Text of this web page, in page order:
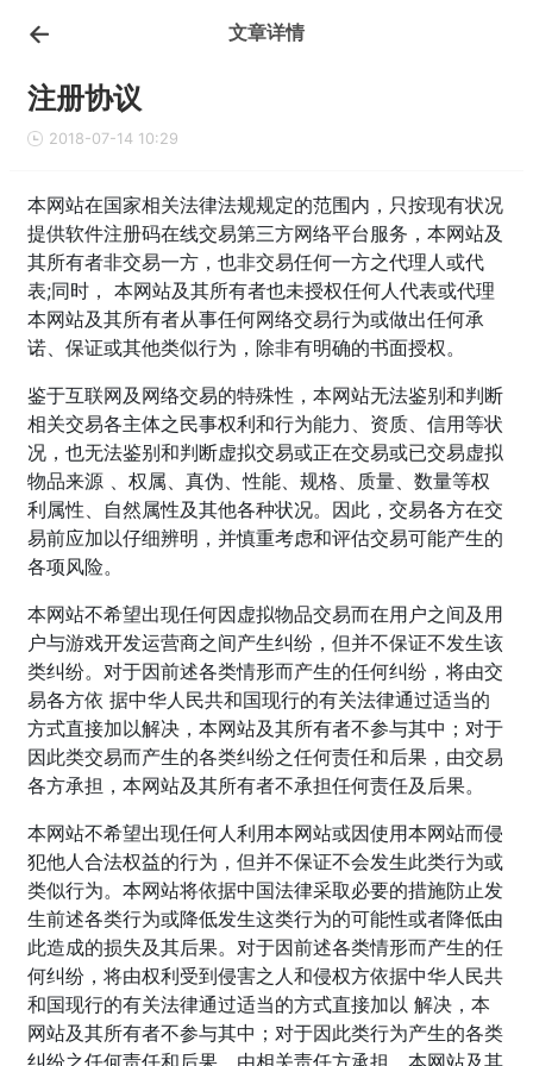
文章详情
注册协议
2018-07-14 10:29
本网站在国家相关法律法规规定的范围内，只按现有状况
提供软件注册码在线交易第三方网络平台服务，本网站及
其所有者非交易一方，也非交易任何一方之代理人或代
表;同时， 本网站及其所有者也未授权任何人代表或代理
本网站及其所有者从事任何网络交易行为或做出任何承
诺、保证或其他类似行为，除非有明确的书面授权。
鉴于互联网及网络交易的特殊性，本网站无法鉴别和判断
相关交易各主体之民事权利和行为能力、资质、信用等状
况，也无法鉴别和判断虚拟交易或正在交易或已交易虚拟
物品来源 、权属、真伪、性能、规格、质量、数量等权
利属性、自然属性及其他各种状况。因此，交易各方在交
易前应加以仔细辨明，并慎重考虑和评估交易可能产生的
各项风险。
本网站不希望出现任何因虚拟物品交易而在用户之间及用
户与游戏开发运营商之间产生纠纷，但并不保证不发生该
类纠纷。对于因前述各类情形而产生的任何纠纷，将由交
易各方依 据中华人民共和国现行的有关法律通过适当的
方式直接加以解决，本网站及其所有者不参与其中；对于
因此类交易而产生的各类纠纷之任何责任和后果，由交易
各方承担，本网站及其所有者不承担任何责任及后果。
本网站不希望出现任何人利用本网站或因使用本网站而侵
犯他人合法权益的行为，但并不保证不会发生此类行为或
类似行为。本网站将依据中国法律采取必要的措施防止发
生前述各类行为或降低发生这类行为的可能性或者降低由
此造成的损失及其后果。对于因前述各类情形而产生的任
何纠纷，将由权利受到侵害之人和侵权方依据中华人民共
和国现行的有关法律通过适当的方式直接加以 解决，本
网站及其所有者不参与其中；对于因此类行为产生的各类
纠纷之任何责任和后果，由相关责任方承担，本网站及其